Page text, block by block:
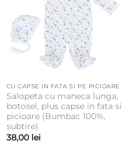
CU CAPSE IN FATA SI PE PICIOARE
Salopeta cu maneca lunga,
botosel, plus capse in fata si
picioare (Bumbac 100%,
subtire)
38,00 lei